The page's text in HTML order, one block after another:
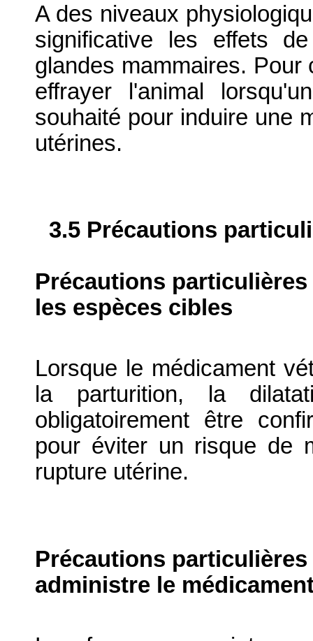
A des niveaux
significative les effets
glandes mammaires.
effrayer l'animal
souhaité pour induire une
utérines.
3.5 Précautions
Précautions
les espèces cibles
Lorsque le médicament
la parturition, la
obligatoirement être
pour éviter un risque de
rupture utérine.
Précautions
administre le